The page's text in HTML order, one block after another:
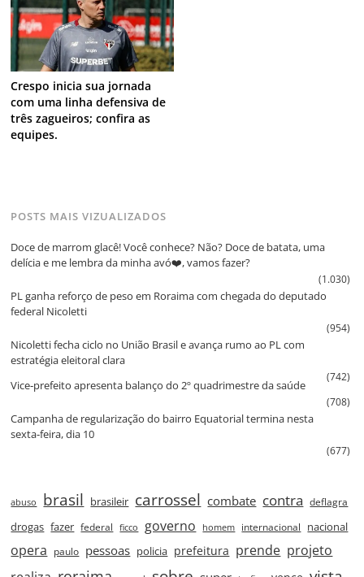
Crespo inicia sua jornada
com uma linha defensiva de
três zagueiros; confira as
equipes.
POSTS MAIS VIZUALIZADOS
Doce de marrom glacê! Você conhece? Não? Doce de batata, uma
delícia e me lembra da minha avó❤️, vamos fazer?
(1.030)
PL ganha reforço de peso em Roraima com chegada do deputado
federal Nicoletti
(954)
Nicoletti fecha ciclo no União Brasil e avança rumo ao PL com
estratégia eleitoral clara
(742)
Vice‑prefeito apresenta balanço do 2º quadrimestre da saúde
(708)
Campanha de regularização do bairro Equatorial termina nesta
sexta‑feira, dia 10
(677)
abuso brasil brasileir carrossel combate contra deflagra
drogas fazer federal ficco governo homem internacional nacional
opera paulo pessoas policia prefeitura prende projeto